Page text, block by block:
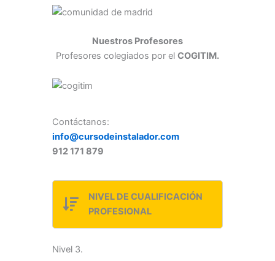
Nuestros Profesores
Profesores colegiados por el COGITIM.
Contáctanos:
info@cursodeinstalador.com
912 171 879
NIVEL DE CUALIFICACIÓN
PROFESIONAL
Nivel 3.